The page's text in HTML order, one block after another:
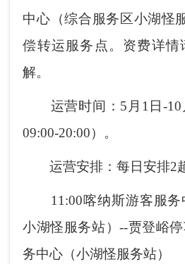
中心（综合服务区小湖怪
偿转运服务点。资费详情
解。
运营时间：5月1日-10
09:00-20:00）。
运营安排：每日安排2趟
11:00喀纳斯游客服务
小湖怪服务站）--贾登峪
务中心（小湖怪服务站）